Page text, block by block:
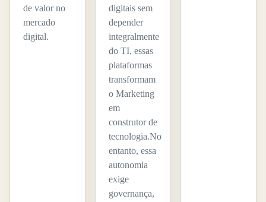
de valor no
mercado
digital.
digitais sem
depender
integralmente
do TI, essas
plataformas
transformam
o Marketing
em
construtor de
tecnologia.No
entanto, essa
autonomia
exige
governança,